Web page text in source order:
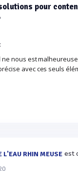
pour
ne nous est
avec ces seuls
L'EAU RHIN MEUSE est